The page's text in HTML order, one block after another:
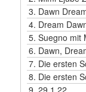
3. Dawn
4. Dream
5.Suegno mit
6. Dawn,
7. Die ersten
8. Die ersten
9.29.1.22